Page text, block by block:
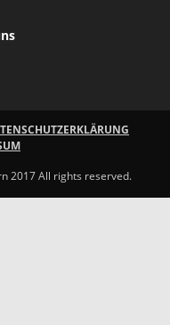
2017 All rights reserved.